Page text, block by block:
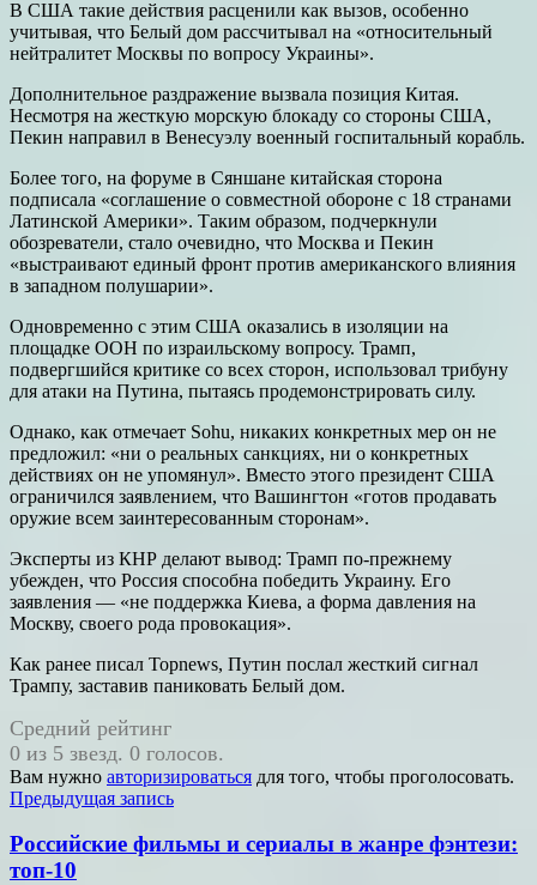
В США такие действия расценили как вызов, особенно
учитывая, что Белый дом рассчитывал на «относительный
нейтралитет Москвы по вопросу Украины».
Дополнительное раздражение вызвала позиция Китая.
Несмотря на жесткую морскую блокаду со стороны США,
Пекин направил в Венесуэлу военный госпитальный корабль.
Более того, на форуме в Сяншане китайская сторона
подписала «соглашение о совместной обороне с 18 странами
Латинской Америки». Таким образом, подчеркнули
обозреватели, стало очевидно, что Москва и Пекин
«выстраивают единый фронт против американского влияния
в западном полушарии».
Одновременно с этим США оказались в изоляции на
площадке ООН по израильскому вопросу. Трамп,
подвергшийся критике со всех сторон, использовал трибуну
для атаки на Путина, пытаясь продемонстрировать силу.
Однако, как отмечает Sohu, никаких конкретных мер он не
предложил: «ни о реальных санкциях, ни о конкретных
действиях он не упомянул». Вместо этого президент США
ограничился заявлением, что Вашингтон «готов продавать
оружие всем заинтересованным сторонам».
Эксперты из КНР делают вывод: Трамп по-прежнему
убежден, что Россия способна победить Украину. Его
заявления — «не поддержка Киева, а форма давления на
Москву, своего рода провокация».
Как ранее писал Topnews, Путин послал жесткий сигнал
Трампу, заставив паниковать Белый дом.
Средний рейтинг
0 из 5 звезд. 0 голосов.
Вам нужно авторизироваться для того, чтобы проголосовать.
Навигация
по
записям
Предыдущая запись
Российские фильмы и сериалы в жанре фэнтези:
топ-10